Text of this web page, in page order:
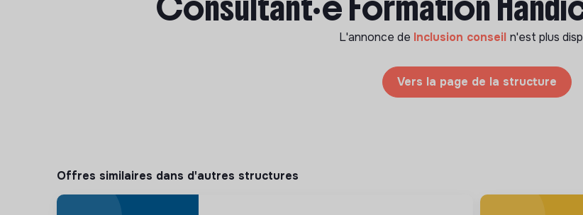
L'annonce de Inclusion conseil n'est plus
Vers la page de la structure
Offres similaires dans d'autres structures